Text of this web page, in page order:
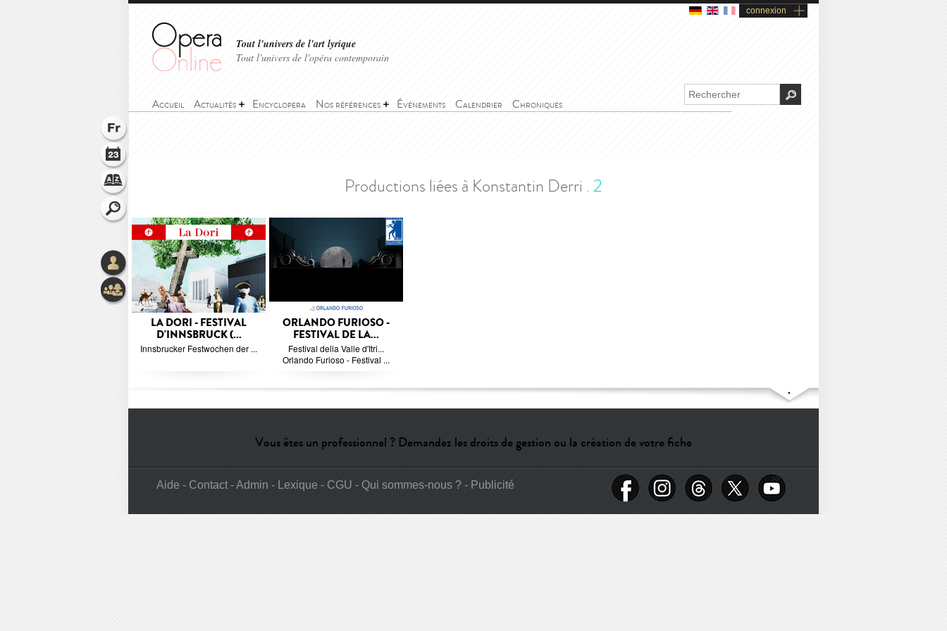
connexion
Tout l'univers de l'art lyrique
Tout l'univers de l'opéra contemporain
Accueil Actualités Encyclopera Nos références Événements Calendrier Chroniques
Productions liées à Konstantin Derri . 2
LA DORI - FESTIVAL
D'INNSBRUCK (...
Innsbrucker Festwochen der ...
ORLANDO FURIOSO -
FESTIVAL DE LA...
Festival della Valle d'Itri...
Orlando Furioso - Festival ...
Vous êtes un professionnel ? Demandez les droits de gestion ou la création de votre fiche
Aide - Contact -Admin - Lexique - CGU - Qui sommes-nous ? - Publicité